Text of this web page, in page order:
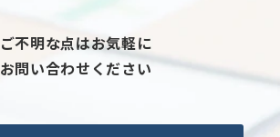
ご不明な点はお気軽に
お問い合わせください